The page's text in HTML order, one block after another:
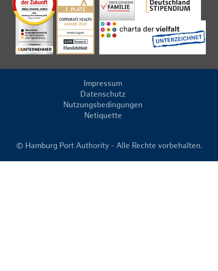
Impressum
Datenschutz
Nutzungsbedingungen
Netiquette
© Hamburg Port Authority - Alle Rechte vorbehalten.